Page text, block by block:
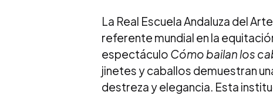
La Real Escuela Andaluza del
referente mundial en la
espectáculo Cómo bailan los
jinetes y caballos demuestran
destreza y elegancia. Esta